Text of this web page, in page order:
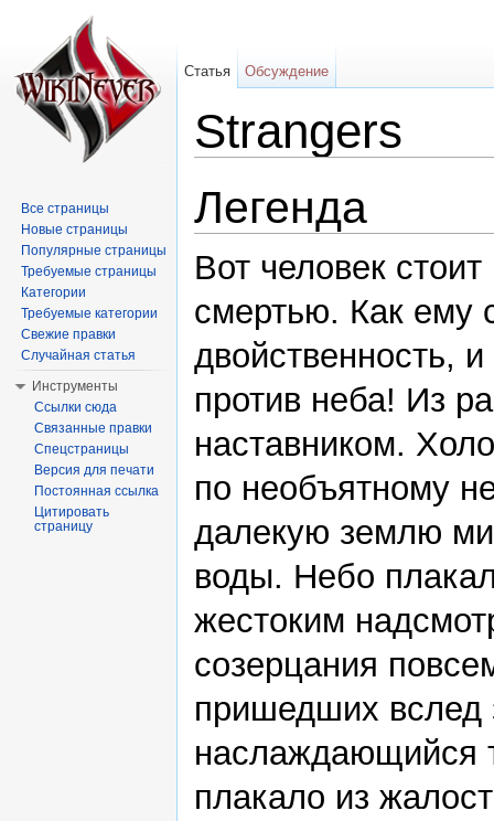
Strangers
Легенда
Вот человек
смертью. Как ему
двойственность,
против неба! Из
наставником.
по необъятному
далекую землю
воды. Небо
жестоким
созерцания
пришедших вслед
наслаждающийся
плакало из
Статья Обсуждение
Все страницы
Новые страницы
Популярные страницы
Требуемые страницы
Категории
Требуемые категории
Свежие правки
Случайная статья
Инструменты
Ссылки сюда
Связанные правки
Спецстраницы
Версия для печати
Постоянная ссылка
Цитировать
страницу